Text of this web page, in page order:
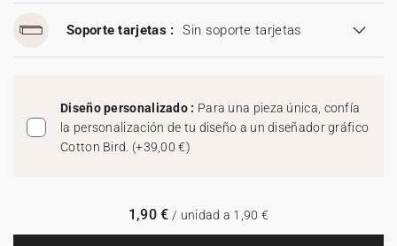
Soporte tarjetas : Sin soporte tarjetas
Diseño personalizado : Para una pieza única, confía
la personalización de tu diseño a un diseñador gráfico
Cotton Bird. (+39,00 €)
1,90 € / unidad a 1,90 €